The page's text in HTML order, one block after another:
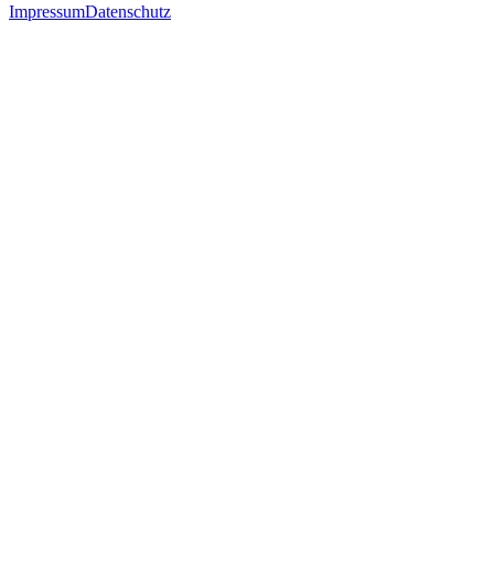
ImpressumDatenschutz